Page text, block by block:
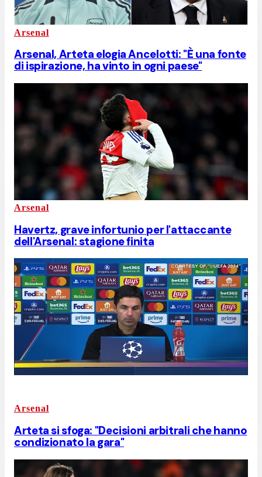
Arsenal
Arsenal, Arteta elogia Ancelotti: "È una fonte
di ispirazione, ha vinto in ogni paese"
Arsenal
Havertz, grave infortunio per l'attaccante
dell'Arsenal: stagione finita
Arsenal
Arteta si sfoga: "Decisioni arbitrali che hanno
condizionato la gara"